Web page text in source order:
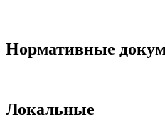
Нормативные
Локальные